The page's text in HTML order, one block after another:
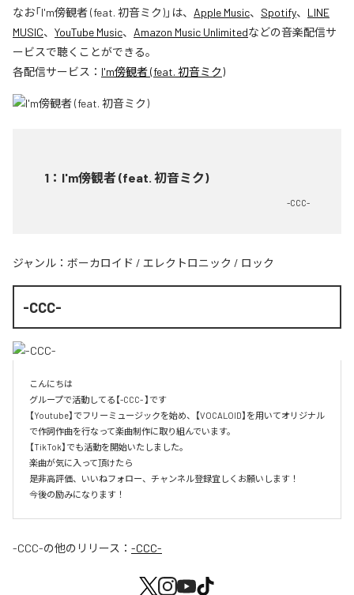
なお「I'm傍観者 (feat. 初音ミク)」は、 Apple Music、 Spotify、 LINE
MUSIC、 YouTube Music、 Amazon Music Unlimitedなどの音楽配信サ
ービスで聴くことができる。
各配信サービス： I'm傍観者 (feat. 初音ミク)
1 ： I'm傍観者 (feat. 初音ミク)
-CCC-
ジャンル： ボーカロイド / エレクトロニック / ロック
-CCC-
こんにちは
グループで活動してる【-CCC- 】です
【Youtube】でフリーミュージックを始め、【VOCALOID】を用いてオリジナル
で作詞作曲を行なって楽曲制作に取り組んでいます。
【TikTok】でも活動を開始いたしました。
楽曲が気に入って頂けたら
是非高評価、いいねフォロー、チャンネル登録宜しくお願いします！
今後の励みになります！
-CCC-の他のリリース： -CCC-